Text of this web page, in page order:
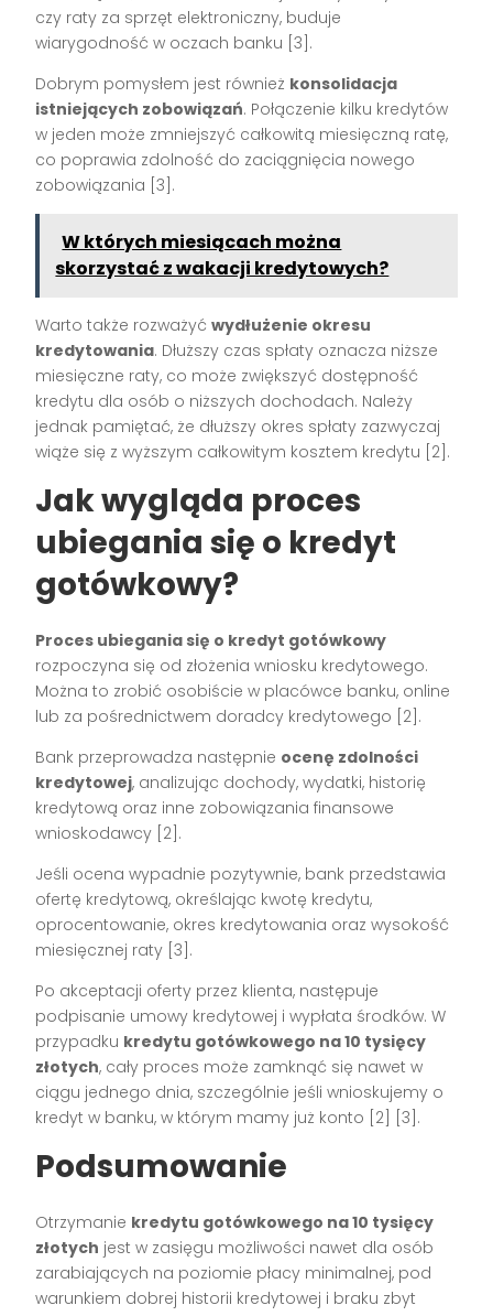
czy raty za sprzęt elektroniczny, buduje
wiarygodność w oczach banku [3].
Dobrym pomysłem jest również konsolidacja
istniejących zobowiązań. Połączenie kilku kredytów
w jeden może zmniejszyć całkowitą miesięczną ratę,
co poprawia zdolność do zaciągnięcia nowego
zobowiązania [3].
W których miesiącach można
skorzystać z wakacji kredytowych?
Warto także rozważyćwydłużenie okresu
kredytowania. Dłuższy czas spłaty oznacza niższe
miesięczne raty, co może zwiększyć dostępność
kredytu dla osób o niższych dochodach. Należy
jednak pamiętać, że dłuższy okres spłaty zazwyczaj
wiąże się z wyższym całkowitym kosztem kredytu [2].
Jak wygląda proces
ubiegania się o kredyt
gotówkowy?
Proces ubiegania się o kredyt gotówkowy
rozpoczyna się od złożenia wniosku kredytowego.
Można to zrobić osobiście w placówce banku, online
lub za pośrednictwem doradcy kredytowego [2].
Bank przeprowadza następnie ocenę zdolności
kredytowej, analizując dochody, wydatki, historię
kredytową oraz inne zobowiązania finansowe
wnioskodawcy [2].
Jeśli ocena wypadnie pozytywnie, bank przedstawia
ofertę kredytową, określając kwotę kredytu,
oprocentowanie, okres kredytowania oraz wysokość
miesięcznej raty [3].
Po akceptacji oferty przez klienta, następuje
podpisanie umowy kredytowej i wypłata środków. W
przypadku kredytu gotówkowego na 10 tysięcy
złotych, cały proces może zamknąć się nawet w
ciągu jednego dnia, szczególnie jeśli wnioskujemy o
kredyt w banku, w którym mamy już konto [2] [3].
Podsumowanie
Otrzymanie kredytu gotówkowego na 10 tysięcy
złotych jest w zasięgu możliwości nawet dla osób
zarabiających na poziomie płacy minimalnej, pod
warunkiem dobrej historii kredytowej i braku zbyt